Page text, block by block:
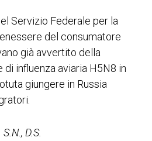
Servizio Federale per la
del consumatore
già avvertito della
influenza aviaria H5N8 in
giungere in Russia
S.N., D.S.